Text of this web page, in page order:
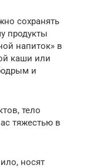
сохранять
продукты
напиток» в
каши или
и
тело
тяжестью в
носят